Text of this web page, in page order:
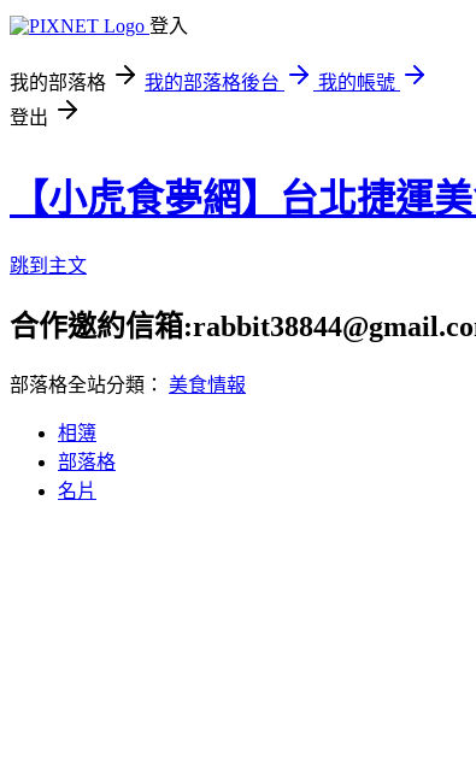
登入
我的部落格 我的部落格後台
我的帳號
登出
【小虎食夢網】台北捷運
跳到主文
合作邀約信箱
部落格全站分類： 美食情報
相簿
部落格
名片